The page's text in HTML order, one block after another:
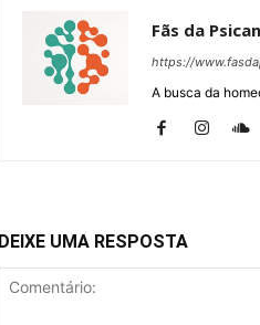
Fãs da
https://
A busca da
DEIXE UMA RESPOSTA